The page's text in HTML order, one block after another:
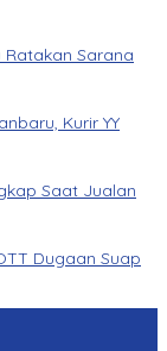
Ratakan Sarana
Kurir YY
Saat Jualan
Dugaan Suap